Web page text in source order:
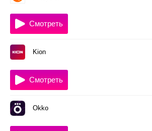
Смотреть
Kion
Смотреть
Okko